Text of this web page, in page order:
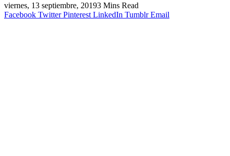
viernes, 13 septiembre, 20193 Mins Read
Facebook Twitter Pinterest LinkedIn Tumblr Email